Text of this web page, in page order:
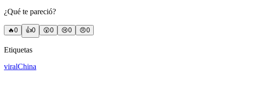
¿Qué te pareció?
🔥0 👍0 😲0 😢0 😠0
Etiquetas
viralChina